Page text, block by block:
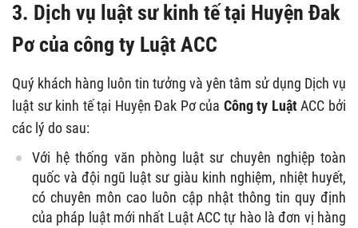
3. Dịch vụ luật sư kinh tế tại Huyện Đak
Pơ của công ty Luật ACC
Quý khách hàng luôn tin tưởng và yên tâm sử dụng Dịch vụ
luật sư kinh tế tại Huyện Đak Pơ của Công ty LuậtACC bởi
các lý do sau:
Với hệ thống văn phòng luật sư chuyên nghiệp toàn
quốc và đội ngũ luật sư giàu kinh nghiệm, nhiệt huyết,
có chuyên môn cao luôn cập nhật thông tin quy định
của pháp luật mới nhất Luật ACC tự hào là đơn vị hàng